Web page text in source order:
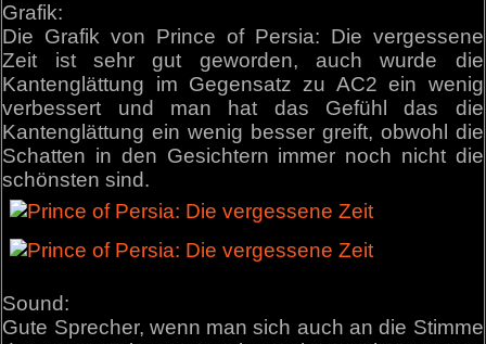
Grafik:
Die Grafik von Prince of Persia: Die vergessene
Zeit ist sehr gut geworden, auch wurde die
Kantenglättung im Gegensatz zu AC2 ein wenig
verbessert und man hat das Gefühl das die
Kantenglättung ein wenig besser greift, obwohl die
Schatten in den Gesichtern immer noch nicht die
schönsten sind.
Sound:
Gute Sprecher, wenn man sich auch an die Stimme